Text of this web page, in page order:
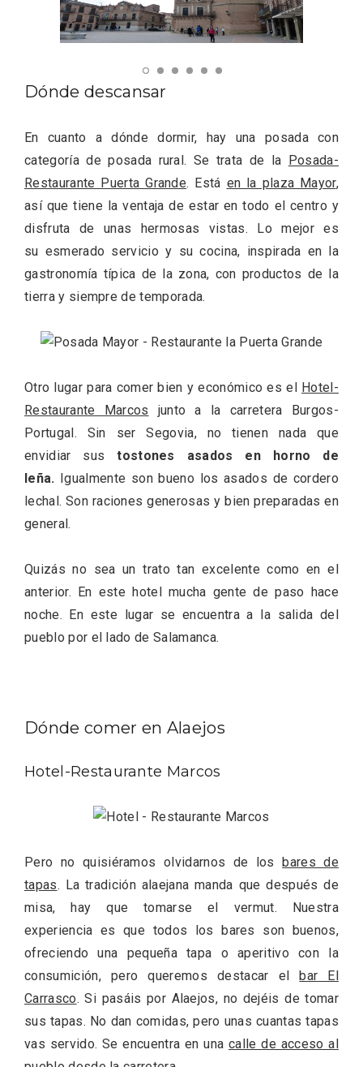
Dónde descansar
En cuanto a dónde dormir, hay una posada con
categoría de posada rural. Se trata de la Posada-
Restaurante Puerta Grande. Está en la plaza Mayor,
así que tiene la ventaja de estar en todo el centro y
disfruta de unas hermosas vistas. Lo mejor es
su esmerado servicio y su cocina, inspirada en la
gastronomía típica de la zona, con productos de la
tierra y siempre de temporada.
Otro lugar para comer bien y económico es el Hotel-
Restaurante Marcos junto a la carretera Burgos-
Portugal. Sin ser Segovia, no tienen nada que
envidiar sustostones asados en horno de
leña. Igualmente son bueno los asados de cordero
lechal. Son raciones generosas y bien preparadas en
general.
Quizás no sea un trato tan excelente como en el
anterior. En este hotel mucha gente de paso hace
noche. En este lugar se encuentra a la salida del
pueblo por el lado de Salamanca.
Dónde comer en Alaejos
Hotel-Restaurante Marcos
Pero no quisiéramos olvidarnos de losbares de
tapas. La tradición alaejana manda que después de
misa, hay que tomarse el vermut. Nuestra
experiencia es que todos los bares son buenos,
ofreciendo una pequeña tapa o aperitivo con la
consumición, pero queremos destacar elbar El
Carrasco. Si pasáis por Alaejos, no dejéis de tomar
sus tapas. No dan comidas, pero unas cuantas tapas
vas servido. Se encuentra en unacalle de acceso al
Recorre los fiordos leoneses en Riaño
Conciertos gratuitos del coro Wetherby
Preparatory School en Ávila y Salamanca